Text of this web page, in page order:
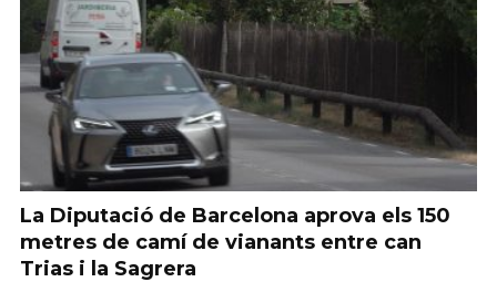
La Diputació de Barcelona aprova els 150
metres de camí de vianants entre can
Trias i la Sagrera